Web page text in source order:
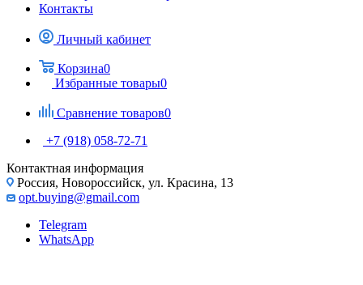
Контакты
Личный кабинет
Корзина0
Избранные товары0
Сравнение товаров0
+7 (918) 058-72-71
Контактная информация
Россия, Новороссийск, ул. Красина, 13
opt.buying@gmail.com
Telegram
WhatsApp